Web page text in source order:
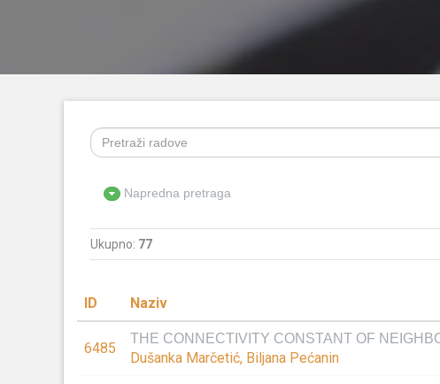
Napredna pretraga
Ukupno: 77
ID Naziv
6485
THE CONNECTIVITY CONSTANT OF
Dušanka Marčetić, Biljana Pećanin